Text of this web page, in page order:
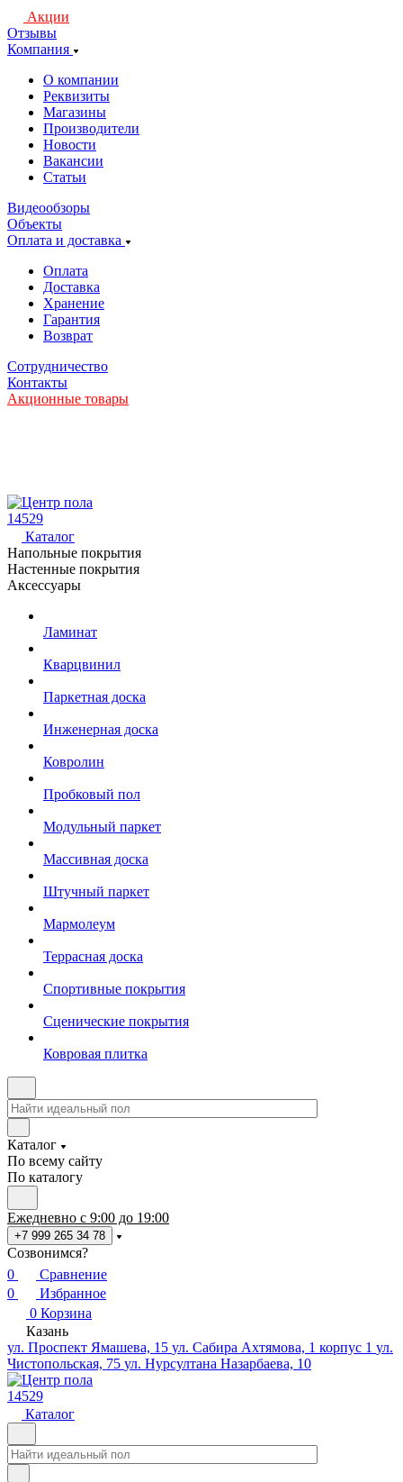
Акции
Отзывы
Компания
О компании
Реквизиты
Магазины
Производители
Новости
Вакансии
Статьи
Видеообзоры
Объекты
Оплата и доставка
Оплата
Доставка
Хранение
Гарантия
Возврат
Сотрудничество
Контакты
Акционные товары
14529
Каталог
Напольные покрытия
Настенные покрытия
Аксессуары
Ламинат
Кварцвинил
Паркетная доска
Инженерная доска
Ковролин
Пробковый пол
Модульный паркет
Массивная доска
Штучный паркет
Мармолеум
Террасная доска
Спортивные покрытия
Сценические покрытия
Ковровая плитка
Каталог
По всему сайту
По каталогу
Ежедневно с 9:00 до 19:00
+7 999 265 34 78
Созвонимся?
0
Сравнение
0
Избранное
0 Корзина
Казань
ул. Проспект Ямашева, 15 ул. Сабира Ахтямова, 1 корпус 1 ул.
Чистопольская, 75 ул. Нурсултана Назарбаева, 10
14529
Каталог